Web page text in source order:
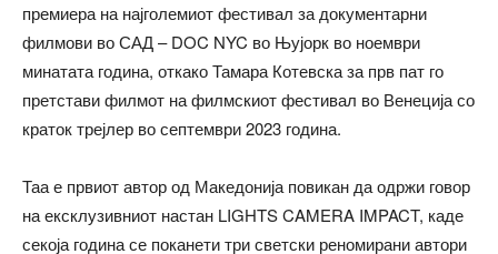
премиера на најголемиот фестивал за документарни
филмови во САД – DOC NYC во Њујорк во ноември
минатата година, откако Тамара Котевска за прв пат го
претстави филмот на филмскиот фестивал во Венеција со
краток трејлер во септември 2023 година.
Таа е првиот автор од Македонија повикан да одржи говор
на ексклузивниот настан LIGHTS CAMERA IMPACT, каде
секоја година се поканети три светски реномирани автори